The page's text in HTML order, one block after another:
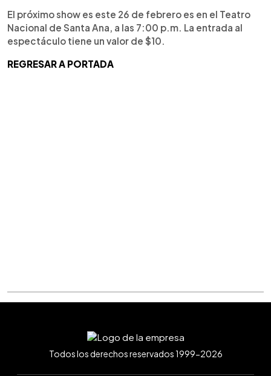
El próximo show es este 26 de febrero es en el Teatro
Nacional de Santa Ana, a las 7:00 p.m. La entrada al
espectáculo tiene un valor de $10.
REGRESAR A PORTADA
Todos los derechos reservados 1999-2026